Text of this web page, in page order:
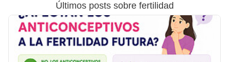
Últimos posts sobre fertilidad